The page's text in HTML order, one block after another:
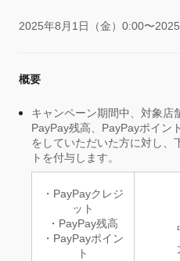
2025年8月1日（金）0:00〜
概要
キャンペーン期間中、対象店
PayPay残高、PayPayポイン
をしていただいた方に対し、
トを付与します。
・PayPayクレジ
ット
・PayPay残高
・PayPayポイン
ト